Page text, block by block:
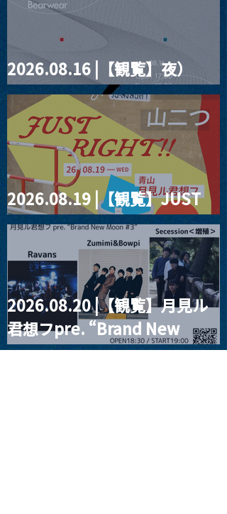
2026.08.16 |【観覧】夜）
four dots vol.2
2026.08.19 |【観覧】JUST
RIGHT!! vol.27
2026.08.20 |【観覧】月見ル
君想フpre. “Brand New
Moon #3”